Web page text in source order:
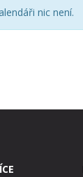
nic není.